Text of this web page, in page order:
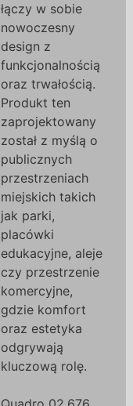
łączy w sobie
nowoczesny
design z
funkcjonalnością
oraz trwałością.
Produkt ten
zaprojektowany
został z myślą o
publicznych
przestrzeniach
miejskich takich
jak parki,
placówki
edukacyjne, aleje
czy przestrzenie
komercyjne,
gdzie komfort
oraz estetyka
odgrywają
kluczową rolę.